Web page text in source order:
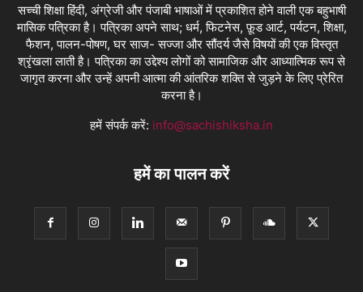
सच्ची शिक्षा हिंदी, अंग्रेजी और पंजाबी भाषाओं में प्रकाशित होने वाली एक बहुभाषी
मासिक पत्रिका है। पत्रिका अपने साथ; धर्म, फिटनेस, फ़ूड आर्ट, पर्यटन, शिक्षा,
फैशन, पालन-पोषण, घर साज- सज्जा और सौंदर्य जैसे विषयों की एक विस्तृत
श्रृंखला लाती है। पत्रिका का उद्देश्य लोगों को सामाजिक और आध्यात्मिक रूप से
जागृत करना और उन्हें अपनी आत्मा की आंतरिक शक्ति से जुड़ने के लिए प्रेरित
करना है।
हमें संपर्क करें: info@sachishiksha.in
हमें का पालन करें